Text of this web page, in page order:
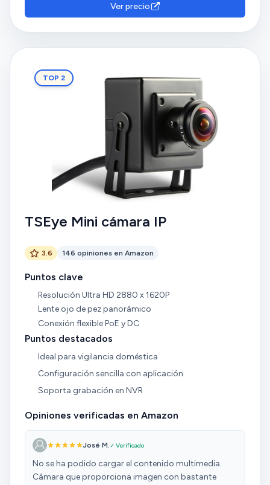
Ver precio
TOP 2
TSEye Mini cámara IP
3.6 146 opiniones en Amazon
Puntos clave
Resolución Ultra HD 2880 x 1620P
Lente ojo de pez panorámico
Conexión flexible PoE y DC
Puntos destacados
Ideal para vigilancia doméstica
Configuración sencilla con aplicación
Soporta grabación en NVR
Opiniones verificadas en Amazon
José M.✓ Verificado
No se ha podido cargar el contenido multimedia.
Cámara que proporciona imagen con bastante